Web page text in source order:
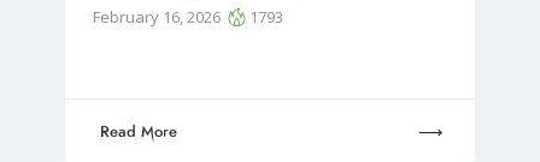
February 16, 2026 1793
Read More